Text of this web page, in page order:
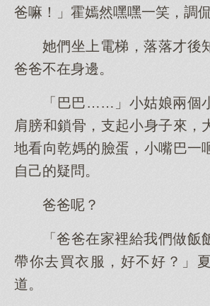
爸嘛！」霍嫣然嘿嘿一笑，調
她們坐上電梯，落落才後
爸爸不在身邊。
「巴巴……」小姑娘兩個
肩膀和鎖骨，支起小身子來，
地看向乾媽的臉蛋，小嘴巴一
自己的疑問。
爸爸呢？
「爸爸在家裡給我們做飯
帶你去買衣服，好不好？」
道。